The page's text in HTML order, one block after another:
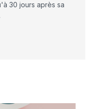
30 jours après sa